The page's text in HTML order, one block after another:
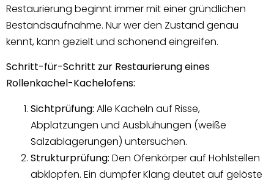
Restaurierung beginnt immer mit einer gründlichen
Bestandsaufnahme. Nur wer den Zustand genau
kennt, kann gezielt und schonend eingreifen.
Schritt-für-Schritt zur Restaurierung eines
Rollenkachel-Kachelofens:
Sichtprüfung: Alle Kacheln auf Risse,
Abplatzungen und Ausblühungen (weiße
Salzablagerungen) untersuchen.
Strukturprüfung: Den Ofenkörper auf Hohlstellen
abklopfen. Ein dumpfer Klang deutet auf gelöste